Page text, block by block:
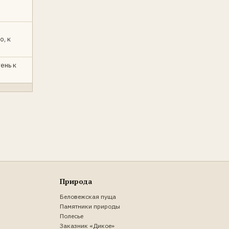
к
к
Природа
Беловежская пуща
Памятники природы
Полесье
Заказник «Дикое»